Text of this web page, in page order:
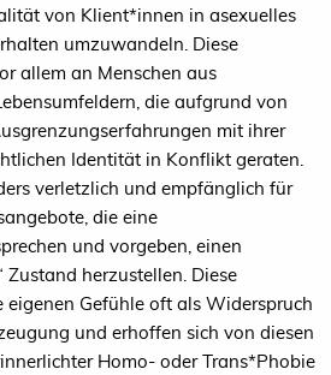
von Klient*innen in asexuelles
umzuwandeln. Diese
allem an Menschen aus
die aufgrund von
mit ihrer
Identität in Konflikt geraten.
verletzlich und empfänglich für
die eine
und vorgeben, einen
Zustand herzustellen. Diese
eigenen Gefühle oft als Widerspruch
und erhoffen sich von diesen
Homo- oder Trans*Phobie